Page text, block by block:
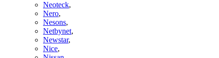
Neoteck,
Nero,
Nesons,
Netbynet,
Newstar,
Nice,